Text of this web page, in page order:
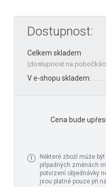
Dostupnost:
Celkem skladem
(dostupnost na
V e-shopu skladem:
Cena bude
Některé zboží může
případných změnách
potvrzení objednávky
jsou platné pouze při